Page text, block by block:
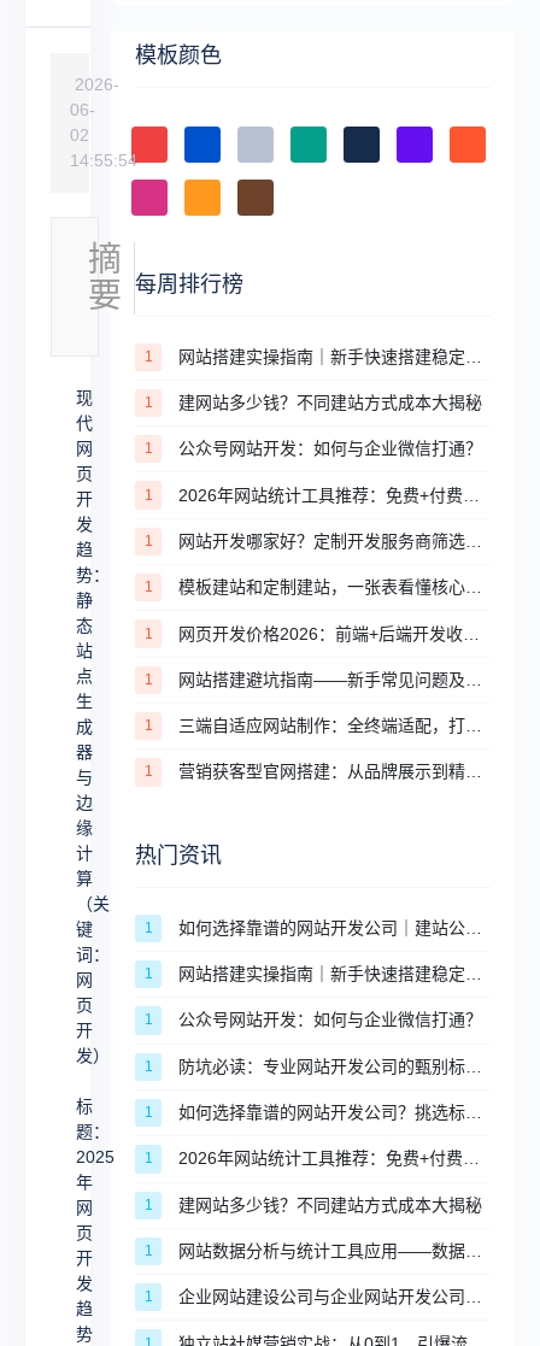
模板颜色
每周排行榜
1
1 建网站多少钱？不同建站方式成本大揭秘
1 公众号网站开发：如何与企业微信打通？
1
1
1 模板建站和定制建站，一张表看懂核心区别
1
1
1
1 营销获客型官网搭建：从品牌展示到精准转化，打造企业私域获客闭环
热门资讯
1
1
1 公众号网站开发：如何与企业微信打通？
1
1
1 2026年网站统计工具推荐：免费+付费，适配不同场景
1 建网站多少钱？不同建站方式成本大揭秘
1
1 企业网站建设公司与企业网站开发公司的区别，企业该如何抉择？
2026-
06-
02
14:55:54
摘
要
代
页
发
趋
势：
站
生
器
计
算
（关
词：
页
发）
标
题：
2025
现
代
网
页
开
发
趋
势：
静
态
站
点
生
成
器
与
边
缘
计
算
（关
键
词：
网
页
开
发）
标
题：
2025
年
网
页
开
发
趋
势